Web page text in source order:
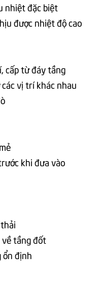
nhiệt đặc biệt
được nhiệt độ cao
cấp từ đáy tầng
vị trí khác nhau
khi đưa vào
tầng đốt
ổn định